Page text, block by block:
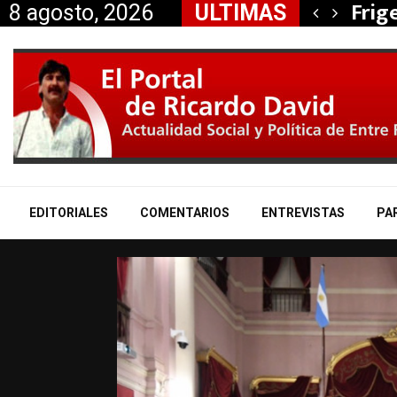
8 agosto, 2026 ULTIMAS
EDITORIALES COMENTARIOS ENTREVISTAS